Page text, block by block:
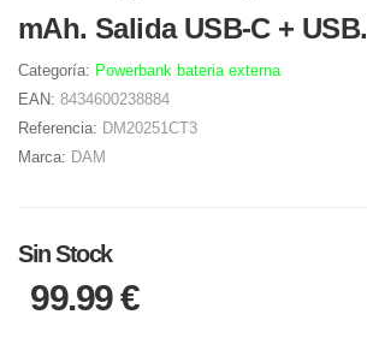
mAh. Salida USB-C + USB.
Categoría: Powerbank bateria externa
EAN: 8434600238884
Referencia: DM20251CT3
Marca: DAM
Sin Stock
99.99 €